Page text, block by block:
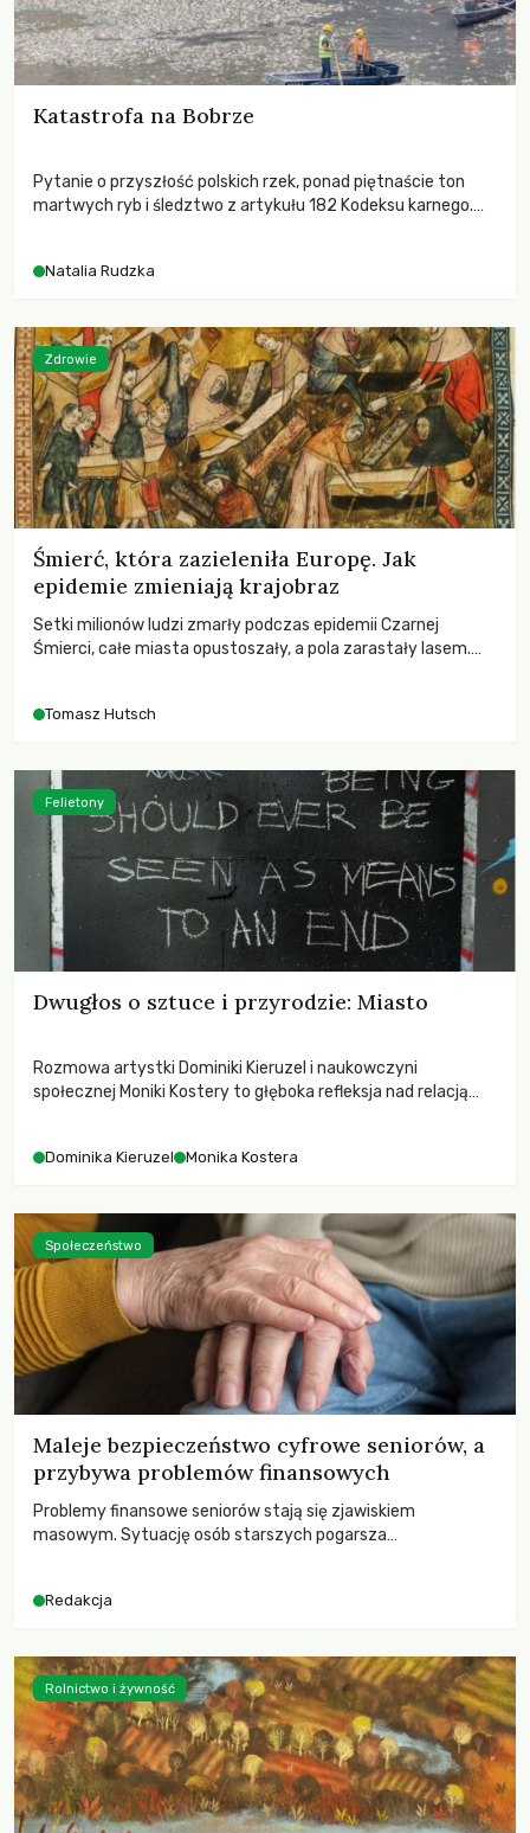
Katastrofa na Bobrze
Pytanie o przyszłość polskich rzek, ponad piętnaście ton
martwych ryb i śledztwo z artykułu 182 Kodeksu karnego.
zdarzeń prowadzących do biologicznej śmierci rzeki.
Natalia Rudzka
Śmierć, która zazieleniła Europę. Jak
epidemie zmieniają krajobraz
Setki milionów ludzi zmarły podczas epidemii Czarnej
Śmierci, całe miasta opustoszały, a pola zarastały lasem.
największych katastrof w swoich dziejach.
Tomasz Hutsch
Zdrowie
Dwugłos o sztuce i przyrodzie: Miasto
Rozmowa artystki Dominiki Kieruzel i naukowczyni
społecznej Moniki Kostery to głęboka refleksja nad relacją
Dominika Kieruzel Monika Kostera
Felietony
Maleje bezpieczeństwo cyfrowe seniorów, a
przybywa problemów finansowych
Problemy finansowe seniorów stają się zjawiskiem
masowym. Sytuację osób starszych pogarsza
Redakcja
Społeczeństwo
Rolnictwo i żywność